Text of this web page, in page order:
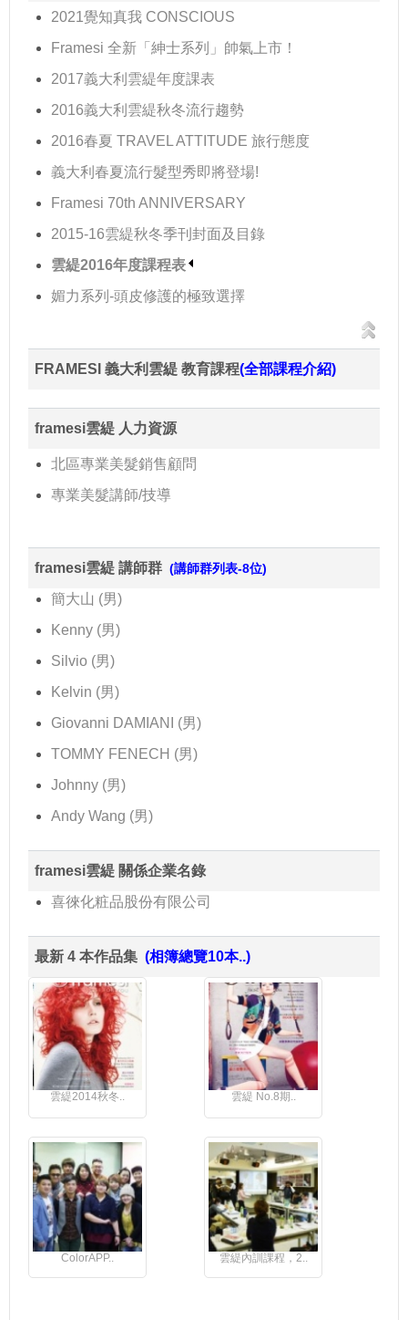
2021覺知真我 CONSCIOUS
Framesi 全新「紳士系列」帥氣上市！
2017義大利雲緹年度課表
2016義大利雲緹秋冬流行趨勢
2016春夏 TRAVEL ATTITUDE 旅行態度
義大利春夏流行髮型秀即將登場!
Framesi 70th ANNIVERSARY
2015-16雲緹秋冬季刊封面及目錄
雲緹2016年度課程表
媚力系列-頭皮修護的極致選擇
FRAMESI 義大利雲緹 教育課程(全部課程介紹)
framesi雲緹 人力資源
北區專業美髮銷售顧問
專業美髮講師/技導
framesi雲緹 講師群 (講師群列表-8位)
簡大山 (男)
Kenny (男)
Silvio (男)
Kelvin (男)
Giovanni DAMIANI (男)
TOMMY FENECH (男)
Johnny (男)
Andy Wang (男)
framesi雲緹 關係企業名錄
喜徠化粧品股份有限公司
最新 4 本作品集 (相簿總覽10本..)
雲緹2014秋冬.. 雲緹 No.8期..
ColorAPP.. 雲緹內訓課程，2..